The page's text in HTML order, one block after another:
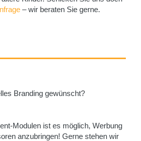
– wir beraten Sie gerne.
Branding gewünscht?
Modulen ist es möglich, Werbung
anzubringen! Gerne stehen wir